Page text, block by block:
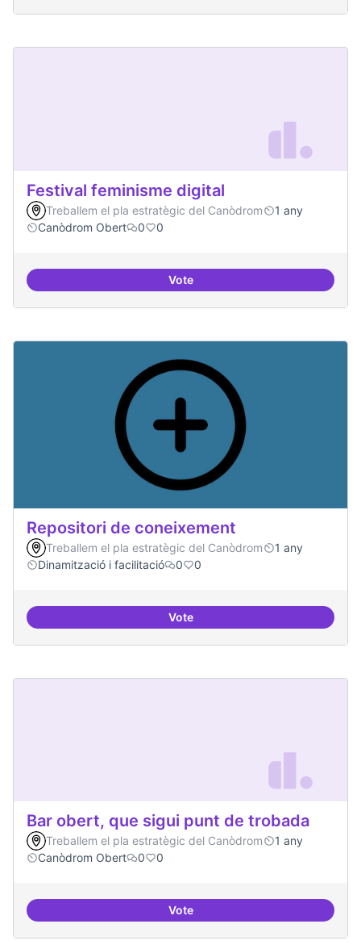
Festival feminisme digital
Treballem el pla estratègic del Canòdrom
1 any
Canòdrom Obert
0 0
VoteFestival feminisme digital
Repositori de coneixement
Treballem el pla estratègic del Canòdrom
1 any
Dinamització i facilitació
0 0
VoteRepositori de coneixement
Bar obert, que sigui punt de trobada
Treballem el pla estratègic del Canòdrom
1 any
Canòdrom Obert
0 0
VoteBar obert, que sigui punt de